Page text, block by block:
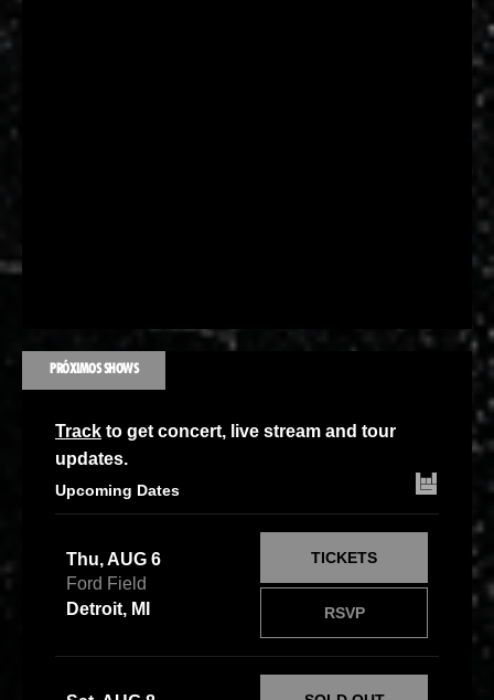
PRÓXIMOS SHOWS
Track to get concert, live stream and tour
updates.
Upcoming Dates
Thu, AUG 6
Ford Field
Detroit, MI
RSVP
TICKETS